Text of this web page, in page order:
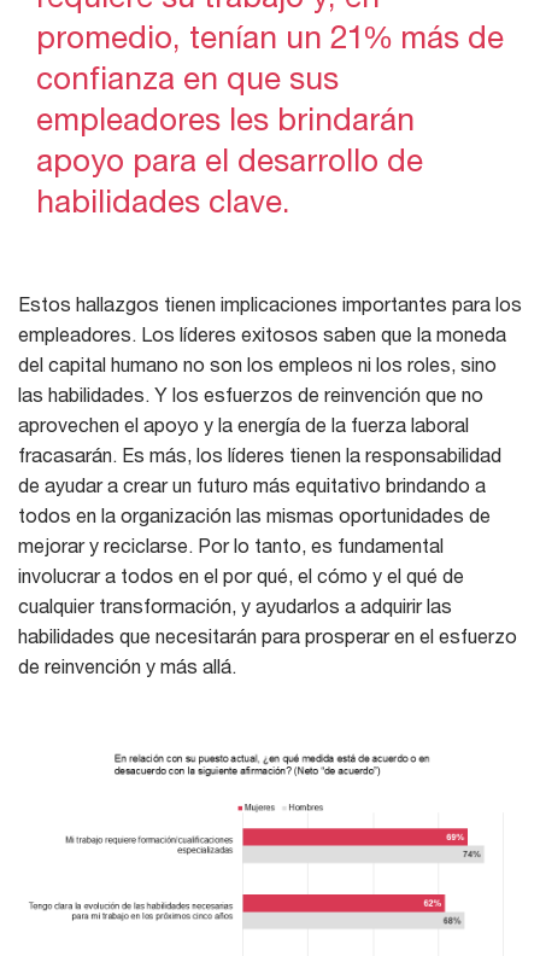
promedio, tenían un 21% más de
confianza en que sus
empleadores les brindarán
apoyo para el desarrollo de
habilidades clave.
Estos hallazgos tienen implicaciones importantes para los
empleadores. Los líderes exitosos saben que la moneda
del capital humano no son los empleos ni los roles, sino
las habilidades. Y los esfuerzos de reinvención que no
aprovechen el apoyo y la energía de la fuerza laboral
fracasarán. Es más, los líderes tienen la responsabilidad
de ayudar a crear un futuro más equitativo brindando a
todos en la organización las mismas oportunidades de
mejorar y reciclarse. Por lo tanto, es fundamental
involucrar a todos en el por qué, el cómo y el qué de
cualquier transformación, y ayudarlos a adquirir las
habilidades que necesitarán para prosperar en el esfuerzo
de reinvención y más allá.